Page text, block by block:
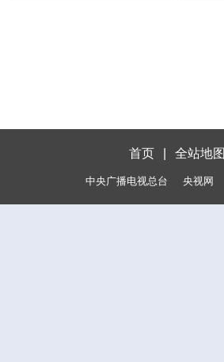
首页 全站地图
中央广播电视总台 央视网